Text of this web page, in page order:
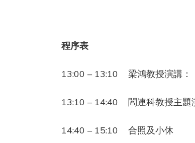
程序表
13:00 – 13:10 梁鴻教授演講：
13:10 – 14:40 閻連科教授主題
14:40 – 15:10 合照及小休